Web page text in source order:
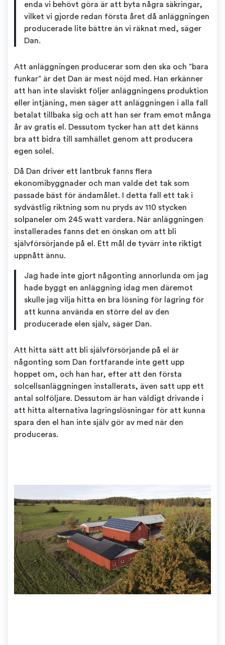
enda vi behövt göra är att byta några säkringar,
vilket vi gjorde redan första året då anläggningen
producerade lite bättre än vi räknat med, säger
Dan.
Att anläggningen producerar som den ska och ”bara
funkar” är det Dan är mest nöjd med. Han erkänner
att han inte slaviskt följer anläggningens produktion
eller intjäning, men säger att anläggningen i alla fall
betalat tillbaka sig och att han ser fram emot många
år av gratis el. Dessutom tycker han att det känns
bra att bidra till samhället genom att producera
egen solel.
Då Dan driver ett lantbruk fanns flera
ekonomibyggnader och man valde det tak som
passade bäst för ändamålet. I detta fall ett tak i
sydvästlig riktning som nu pryds av 110 stycken
solpaneler om 245 watt vardera. När anläggningen
installerades fanns det en önskan om att bli
självförsörjande på el. Ett mål de tyvärr inte riktigt
uppnått ännu.
Jag hade inte gjort någonting annorlunda om jag
hade byggt en anläggning idag men däremot
skulle jag vilja hitta en bra lösning för lagring för
att kunna använda en större del av den
producerade elen själv, säger Dan.
Att hitta sätt att bli självförsörjande på el är
någonting som Dan fortfarande inte gett upp
hoppet om, och han har, efter att den första
solcellsanläggningen installerats, även satt upp ett
antal solföljare. Dessutom är han väldigt drivande i
att hitta alternativa lagringslösningar för att kunna
spara den el han inte själv gör av med när den
produceras.